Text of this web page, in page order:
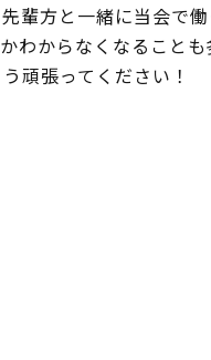
輩方と一緒に当会で働
わからなくなることも
頑張ってください！